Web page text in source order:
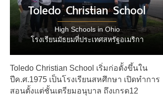
Toledo Christian School
High Schools in Ohio
โรงเรียนมัธยมที่ประเทศสหรัฐอเมริกา
Toledo Christian School เริ่มก่อตั้งขึ้นใน
ปีค.ศ.1975 เป็นโรงเรียนสหศึกษา เปิดทำการ
สอนตั้งแต่ชั้นเตรียมอนุบาล ถึงเกรด12